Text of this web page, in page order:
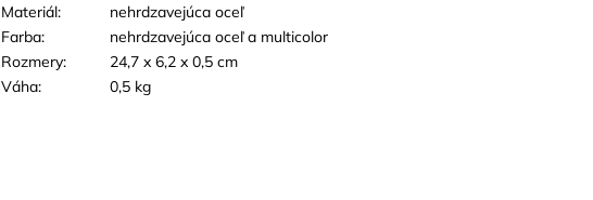
Materiál:
nehrdzavejúca oceľ
Farba:
nehrdzavejúca oceľ a multicolor
Rozmery:
24,7 x 6,2 x 0,5 cm
Váha:
0,5 kg